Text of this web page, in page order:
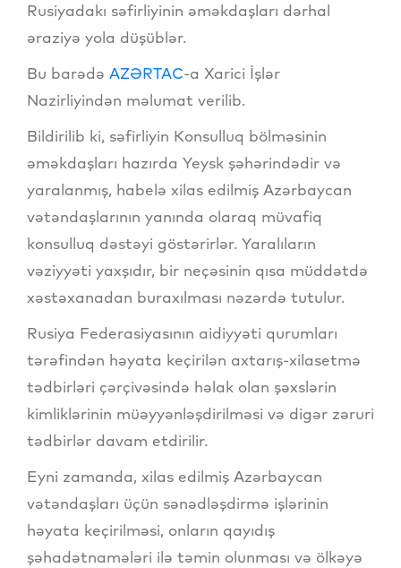
Rusiyadakı səfirliyinin əməkdaşları dərhal
əraziyə yola düşüblər.
Bu barədə AZƏRTAC-a Xarici İşlər
Nazirliyindən məlumat verilib.
Bildirilib ki, səfirliyin Konsulluq bölməsinin
əməkdaşları hazırda Yeysk şəhərindədir və
yaralanmış, habelə xilas edilmiş Azərbaycan
vətəndaşlarının yanında olaraq müvafiq
konsulluq dəstəyi göstərirlər. Yaralıların
vəziyyəti yaxşıdır, bir neçəsinin qısa müddətdə
xəstəxanadan buraxılması nəzərdə tutulur.
Rusiya Federasiyasının aidiyyəti qurumları
tərəfindən həyata keçirilən axtarış-xilasetmə
tədbirləri çərçivəsində həlak olan şəxslərin
kimliklərinin müəyyənləşdirilməsi və digər zəruri
tədbirlər davam etdirilir.
Eyni zamanda, xilas edilmiş Azərbaycan
vətəndaşları üçün sənədləşdirmə işlərinin
həyata keçirilməsi, onların qayıdış
şəhadətnamələri ilə təmin olunması və ölkəyə